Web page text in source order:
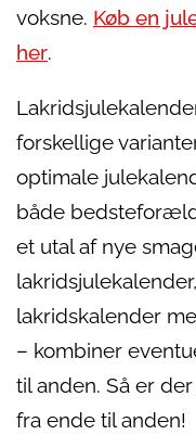
voksne. Køb en
her.
forskellige
optimale
både
et utal af nye
lakridskalender
– kombiner
til anden. Så er
fra ende til anden!